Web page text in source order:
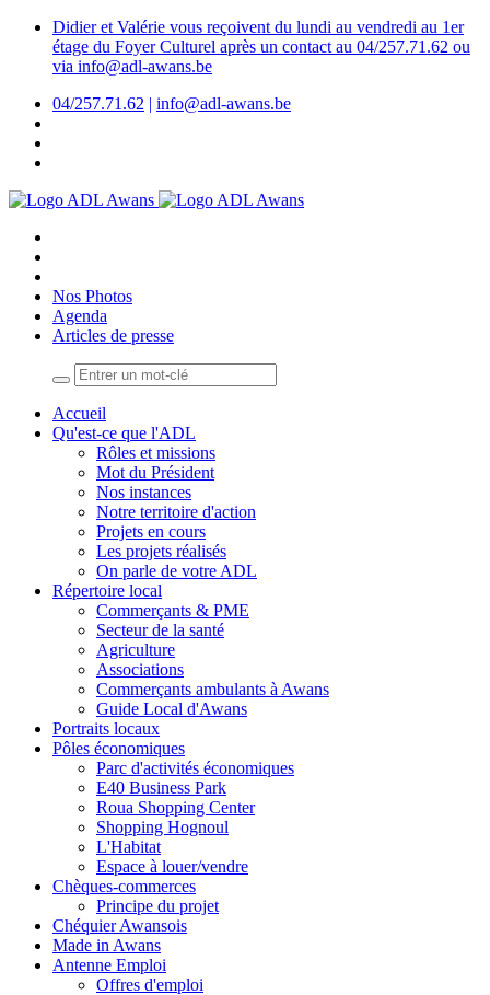
Didier et Valérie vous reçoivent du lundi au vendredi au 1er
étage du Foyer Culturel après un contact au 04/257.71.62 ou
via info@adl-awans.be
04/257.71.62 | info@adl-awans.be
Nos Photos
Agenda
Articles de presse
Accueil
Qu'est-ce que l'ADL
Rôles et missions
Mot du Président
Nos instances
Notre territoire d'action
Projets en cours
Les projets réalisés
On parle de votre ADL
Répertoire local
Commerçants & PME
Secteur de la santé
Agriculture
Associations
Commerçants ambulants à Awans
Guide Local d'Awans
Portraits locaux
Pôles économiques
Parc d'activités économiques
E40 Business Park
Roua Shopping Center
Shopping Hognoul
L'Habitat
Espace à louer/vendre
Chèques-commerces
Principe du projet
Chéquier Awansois
Made in Awans
Antenne Emploi
Offres d'emploi